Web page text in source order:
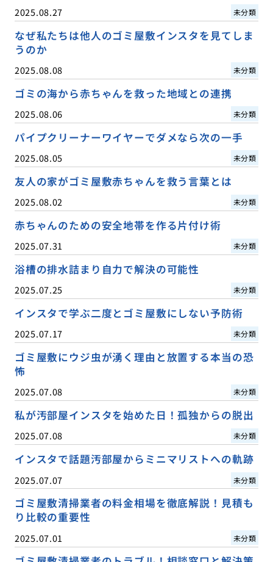
2025.08.27 未分類
なぜ私たちは他人のゴミ屋敷インスタを見てしま
うのか
2025.08.08 未分類
ゴミの海から赤ちゃんを救った地域との連携
2025.08.06 未分類
パイプクリーナーワイヤーでダメなら次の一手
2025.08.05 未分類
友人の家がゴミ屋敷赤ちゃんを救う言葉とは
2025.08.02 未分類
赤ちゃんのための安全地帯を作る片付け術
2025.07.31 未分類
浴槽の排水詰まり自力で解決の可能性
2025.07.25 未分類
インスタで学ぶ二度とゴミ屋敷にしない予防術
2025.07.17 未分類
ゴミ屋敷にウジ虫が湧く理由と放置する本当の恐
怖
2025.07.08 未分類
私が汚部屋インスタを始めた日！孤独からの脱出
2025.07.08 未分類
インスタで話題汚部屋からミニマリストへの軌跡
2025.07.07 未分類
ゴミ屋敷清掃業者の料金相場を徹底解説！見積も
り比較の重要性
2025.07.01 未分類